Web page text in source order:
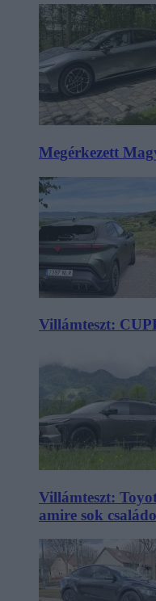
Megérkezett
Villámteszt:
Villámteszt:
amire sok